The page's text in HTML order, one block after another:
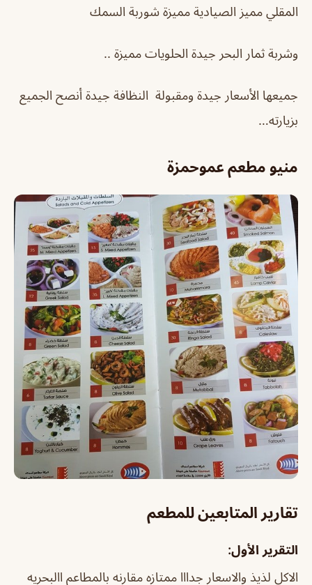
المقلي مميز الصيادية مميزة شوربة السمك
وشربة ثمار البحر جيدة الحلويات مميزة ..
جميعها الأسعار جيدة ومقبولة النظافة جيدة أنصح الجميع
بزيارته…
منيو مطعم عموحمزة
تقارير المتابعين للمطعم
التقرير الأول:
الاكل لذيذ والاسعار جدااا ممتازه مقارنه بالمطاعم االبحريه